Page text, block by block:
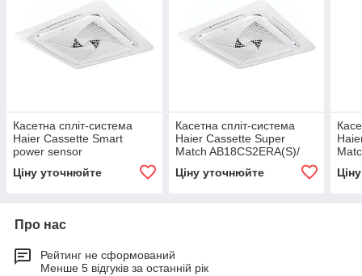
Касетна спліт-система
Haier Cassette Smart
power sensor
1U24GS1ERA
Ціну уточнюйте
Касетна спліт-система
Haier Cassette Super
Match AB18CS2ERA(S)/
Ціну уточнюйте
Про нас
Рейтинг не сформований
Менше 5 відгуків за останній рік